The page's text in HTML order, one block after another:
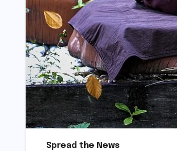
Spread the News